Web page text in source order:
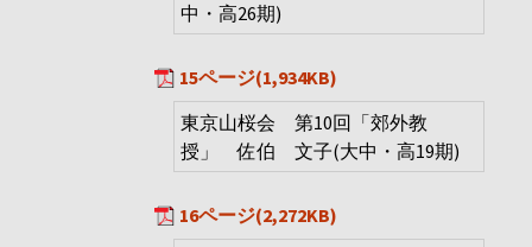
中・高26期)
15ページ(1,934KB)
東京山桜会 第10回「郊外教
授」 佐伯 文子(大中・高19期)
16ページ(2,272KB)